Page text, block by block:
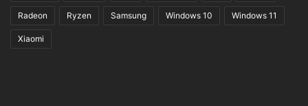
Radeon Ryzen Samsung Windows 10 Windows 11
Xiaomi